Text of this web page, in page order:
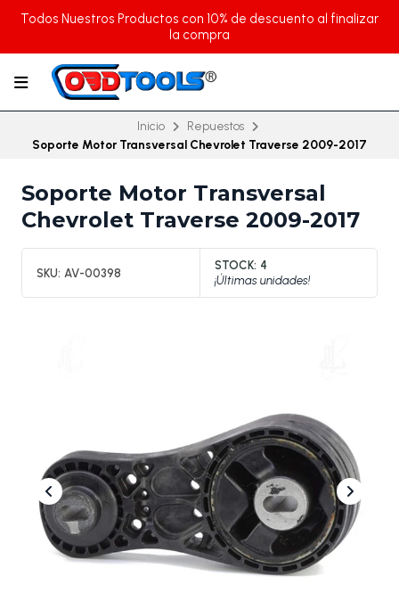
Todos Nuestros Productos con 10% de descuento al finalizar
la compra
Inicio
Repuestos
Soporte Motor Transversal Chevrolet Traverse 2009-2017
Soporte Motor Transversal
Chevrolet Traverse 2009-2017
SKU: AV-00398
STOCK: 4
¡Últimas unidades!